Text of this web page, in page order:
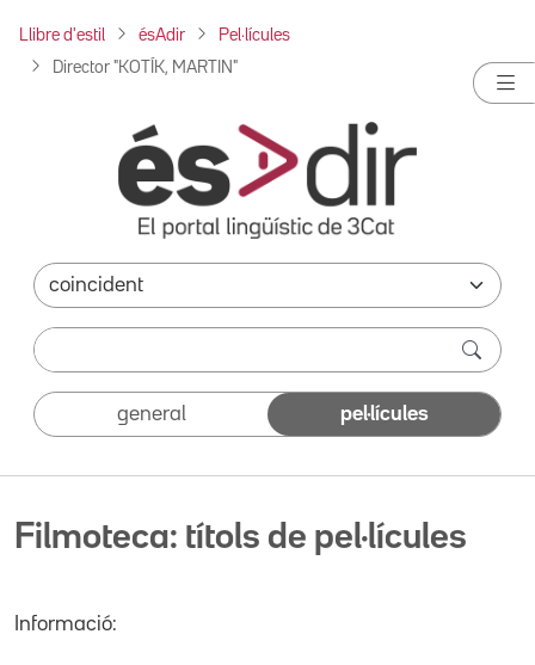
Llibre d'estil ésAdir Pel·lícules
Director "KOTÍK, MARTIN"
general pel·lícules
Filmoteca: títols de pel·lícules
Informació: